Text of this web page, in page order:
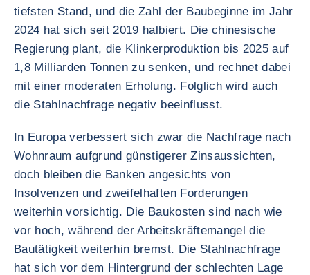
tiefsten Stand, und die Zahl der Baubeginne im Jahr
2024 hat sich seit 2019 halbiert. Die chinesische
Regierung plant, die Klinkerproduktion bis 2025 auf
1,8 Milliarden Tonnen zu senken, und rechnet dabei
mit einer moderaten Erholung. Folglich wird auch
die Stahlnachfrage negativ beeinflusst.
In Europa verbessert sich zwar die Nachfrage nach
Wohnraum aufgrund günstigerer Zinsaussichten,
doch bleiben die Banken angesichts von
Insolvenzen und zweifelhaften Forderungen
weiterhin vorsichtig. Die Baukosten sind nach wie
vor hoch, während der Arbeitskräftemangel die
Bautätigkeit weiterhin bremst. Die Stahlnachfrage
hat sich vor dem Hintergrund der schlechten Lage